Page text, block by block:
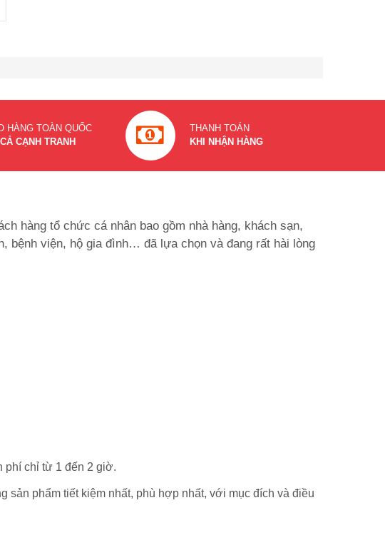
HÀNG TOÀN QUỐC
CẠNH TRANH
THANH TOÁN
KHI NHẬN HÀNG
hàng tổ chức cá nhân bao gồm nhà hàng, khách sạn,
bệnh viện, hộ gia đình… đã lựa chọn và đang rất hài lòng
phí chỉ từ 1 đến 2 giờ.
phẩm tiết kiệm nhất, phù hợp nhất, với mục đích và điều